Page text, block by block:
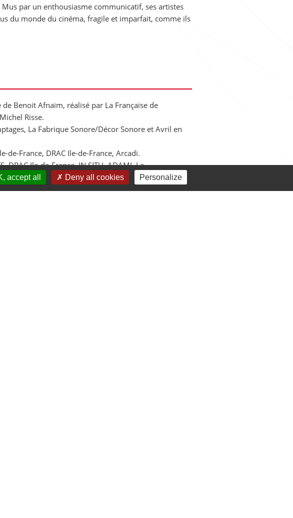
par un enthousiasme communicatif, ses artistes
du monde du cinéma, fragile et imparfait, comme ils
Benoit Afnaïm, réalisé par La Française de
Risse.
La Fabrique Sonore/Décor Sonore et Avril en
de-France, DRAC Ile-de-France, Arcadi.
DRAC Ile-de-France, IN SITU, ADAMI, La
à Aurillac, Usines Boinot/CNAR à Niort, ARTO à
dédié aux arts de la rue (Tournefeuille/Grand
accept all Deny all cookies Personalize